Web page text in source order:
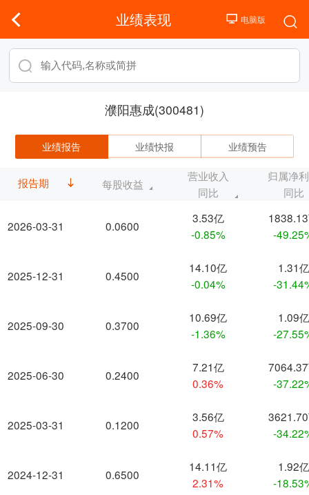
业绩表现
濮阳惠成(300481)
业绩报告 业绩快报 业绩预告
报告期
2026-03-31
2025-12-31
2025-09-30
2025-06-30
2025-03-31
2024-12-31
每股收益
营业收入
同比
归属净
同比
0.0600
3.53亿
-0.85%
-
0.4500
14.10亿
-0.04%
1.31亿
-
0.3700
10.69亿
-1.36%
1.09亿
-
0.2400
7.21亿
0.36%
-
0.1200
3.56亿
0.57%
-
0.6500
14.11亿
2.31%
1.92亿
-